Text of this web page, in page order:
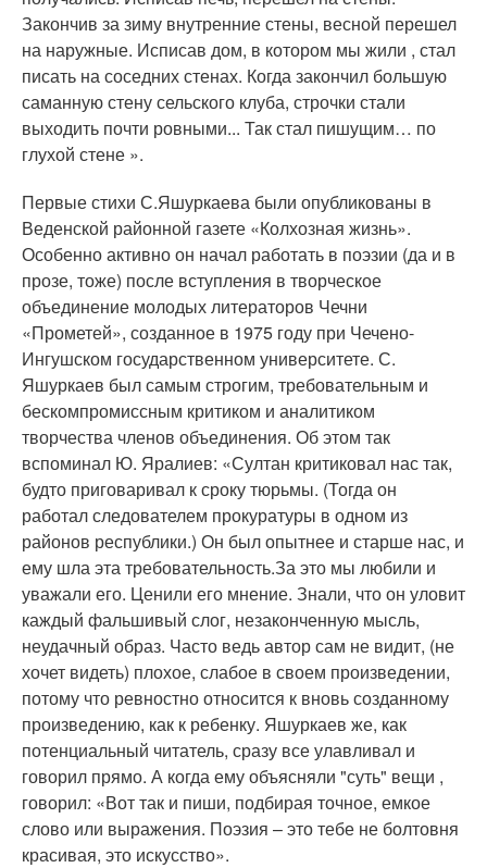
Закончив за зиму внутренние стены, весной перешел
на наружные. Исписав дом, в котором мы жили , стал
писать на соседних стенах. Когда закончил большую
саманную стену сельского клуба, строчки стали
выходить почти ровными... Так стал пишущим… по
глухой стене ».
Первые стихи С.Яшуркаева были опубликованы в
Веденской районной газете «Колхозная жизнь».
Особенно активно он начал работать в поэзии (да и в
прозе, тоже) после вступления в творческое
объединение молодых литераторов Чечни
«Прометей», созданное в 1975 году при Чечено-
Ингушском государственном уни­верситете. С.
Яшуркаев был самым строгим, требовательным и
бескомпромиссным критиком и аналитиком
творчества членов объединения. Об этом так
вспоминал Ю. Яралиев: «Султан критиковал нас так,
будто приговаривал к сроку тюрьмы. (Тогда он
работал следователем прокуратуры в одном из
районов республики.) Он был опытнее и старше нас, и
ему шла эта требовательность.За это мы любили и
уважали его. Ценили его мнение. Знали, что он уловит
каждый фальшивый слог, незаконченную мысль,
неудачный образ. Часто ведь автор сам не видит, (не
хочет видеть) плохое, слабое в своем произведении,
потому что ревностно относится к вновь созданному
произведению, как к ребенку. Яшуркаев же, как
потенциальный читатель, сразу все улавливал и
говорил прямо. А когда ему объясняли "суть" вещи ,
говорил: «Вот так и пиши, подбирая точное, емкое
слово или выражения. Поэзия – это тебе не болтовня
красивая, это искусство».